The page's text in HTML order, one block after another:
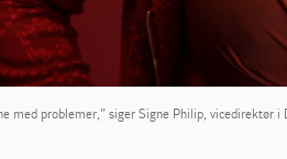
med problemer,” siger Signe Philip, vicedirektør i